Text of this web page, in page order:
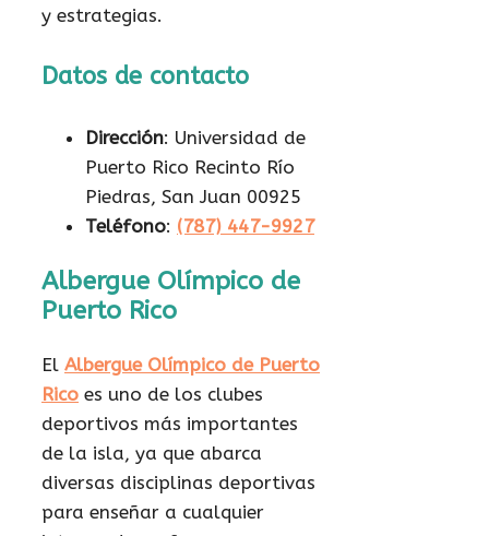
y estrategias.
Datos de contacto
Dirección: Universidad de
Puerto Rico Recinto Río
Piedras, San Juan 00925
Teléfono: (787) 447-9927
Albergue Olímpico de
Puerto Rico
El Albergue Olímpico de Puerto
Rico es uno de los clubes
deportivos más importantes
de la isla, ya que abarca
diversas disciplinas deportivas
para enseñar a cualquier